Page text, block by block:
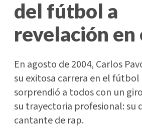
del fútbol a
revelación en
En agosto de 2004, Carlos
su exitosa carrera en el
sorprendió a todos con un
su trayectoria profesional: su
cantante de rap.